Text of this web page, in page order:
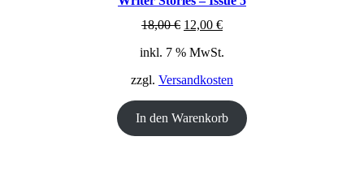
ANGEBOT
18,00€ Ursprünglicher
war:
12,00 €Aktueller
ist:
inkl. 7 % MwSt.
zzgl. Versandkosten
In den Warenkorb